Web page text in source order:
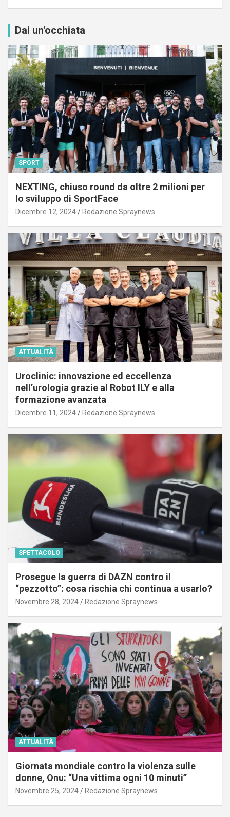
Dai un'occhiata
SPORT
NEXTING, chiuso round da oltre 2 milioni per
lo sviluppo di SportFace
Dicembre 12, 2024 Redazione Spraynews
ATTUALITÀ
Uroclinic: innovazione ed eccellenza
nell’urologia grazie al Robot ILY e alla
formazione avanzata
Dicembre 11, 2024 Redazione Spraynews
SPETTACOLO
Prosegue la guerra di DAZN contro il
“pezzotto”: cosa rischia chi continua a usarlo?
Novembre 28, 2024 Redazione Spraynews
ATTUALITÀ
Giornata mondiale contro la violenza sulle
donne, Onu: “Una vittima ogni 10 minuti”
Novembre 25, 2024 Redazione Spraynews